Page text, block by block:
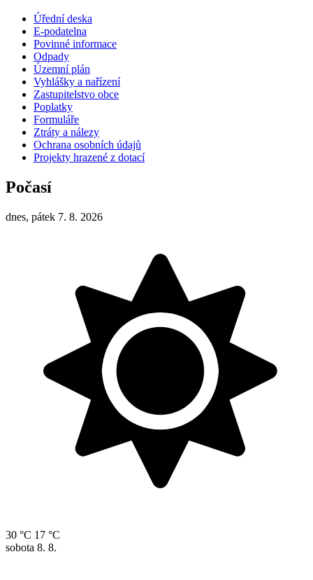
Úřední deska
E-podatelna
Povinné informace
Odpady
Územní plán
Vyhlášky a nařízení
Zastupitelstvo obce
Poplatky
Formuláře
Ztráty a nálezy
Ochrana osobních údajů
Projekty hrazené z dotací
Počasí
dnes, pátek 7. 8. 2026
30 °C 17 °C
sobota 8. 8.